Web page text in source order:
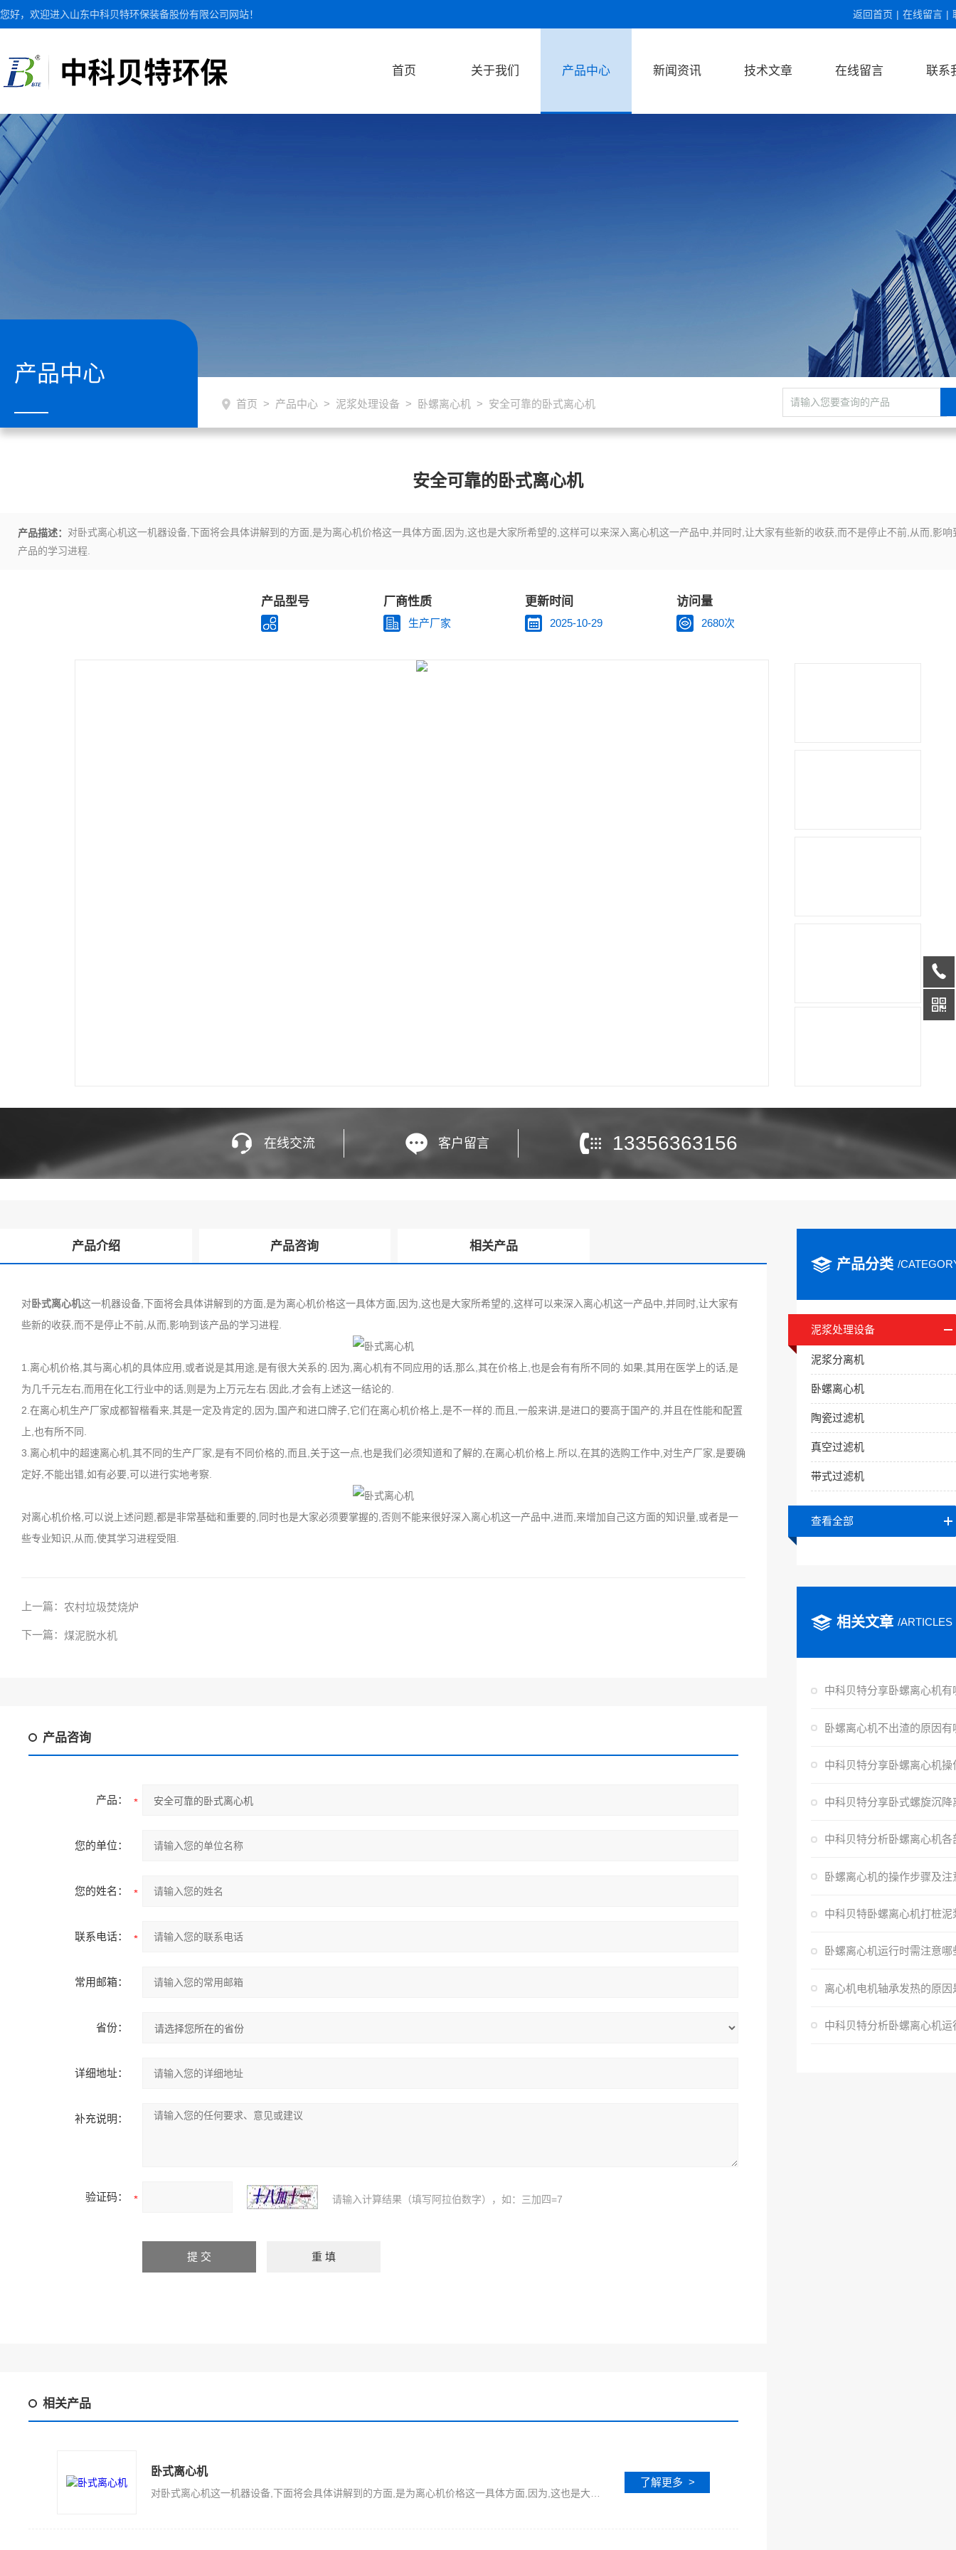
您好，欢迎进入山东中科贝特环保装备股份有限公司网站！ 返回首页 | 在线留言 |
首页 关于我们 产品中心 新闻资讯 技术文章 在线留言 联系
产品中心
首页 > 产品中心 > 泥浆处理设备 > 卧螺离心机 > 安全可靠的卧式离心机
安全可靠的卧式离心机
产品描述： 对卧式离心机这一机器设备,下面将会具体讲解到的方面,是为离心机价格这一具体方面,因为,这也是大家所希望的,这样可以来深入离心机这一产品中,并同时,让大家有些新的收获,而不是停止不前,从而,影响
产品的学习进程.
产品型号 厂商性质
生产厂家
更新时间
2025-10-29
访问量
2680次
在线交流 客户留言 13356363156
产品介绍 产品咨询 相关产品
对卧式离心机这一机器设备,下面将会具体讲解到的方面,是为离心机价格这一具体方面,因为,这也是大家所希望的,这样可以来深入离心机这一产品中,并同时,让大家有
些新的收获,而不是停止不前,从而,影响到该产品的学习进程.
1.离心机价格,其与离心机的具体应用,或者说是其用途,是有很大关系的.因为,离心机有不同应用的话,那么,其在价格上,也是会有有所不同的.如果,其用在医学上的话,是
为几千元左右,而用在化工行业中的话,则是为上万元左右.因此,才会有上述这一结论的.
2.在离心机生产厂家成都智楷看来,其是一定及肯定的,因为,国产和进口牌子,它们在离心机价格上,是不一样的.而且,一般来讲,是进口的要高于国产的,并且在性能和配置
上,也有所不同.
3.离心机中的超速离心机,其不同的生产厂家,是有不同价格的,而且,关于这一点,也是我们必须知道和了解的,在离心机价格上.所以,在其的选购工作中,对生产厂家,是要确
定好,不能出错,如有必要,可以进行实地考察.
对离心机价格,可以说上述问题,都是非常基础和重要的,同时也是大家必须要掌握的,否则不能来很好深入离心机这一产品中,进而,来增加自己这方面的知识量,或者是一
些专业知识,从而,使其学习进程受阻.
上一篇： 农村垃圾焚烧炉
下一篇： 煤泥脱水机
产品咨询
产品：
您的单位：
您的姓名：
联系电话：
常用邮箱：
省份：
详细地址：
补充说明：
验证码： 请输入计算结果（填写阿拉伯数字），如：三加四=7
相关产品
卧式离心机
了解更多 >
产品分类 /
泥浆处理设备
泥浆分离机
卧螺离心机
陶瓷过滤机
真空过滤机
带式过滤机
查看全部
相关文章 /ARTICLES